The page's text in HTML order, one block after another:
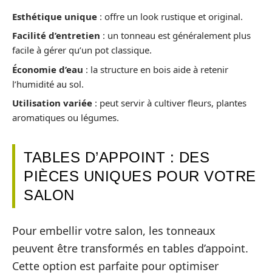
Esthétique unique : offre un look rustique et original.
Facilité d’entretien : un tonneau est généralement plus
facile à gérer qu’un pot classique.
Économie d’eau : la structure en bois aide à retenir
l’humidité au sol.
Utilisation variée : peut servir à cultiver fleurs, plantes
aromatiques ou légumes.
TABLES D’APPOINT : DES
PIÈCES UNIQUES POUR VOTRE
SALON
Pour embellir votre salon, les tonneaux
peuvent être transformés en tables d’appoint.
Cette option est parfaite pour optimiser